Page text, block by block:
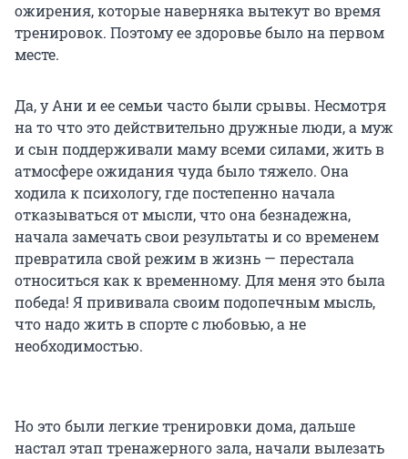
ожирения, которые наверняка вытекут во время
тренировок. Поэтому ее здоровье было на первом
месте.
Да, у Ани и ее семьи часто были срывы. Несмотря
на то что это действительно дружные люди, а муж
и сын поддерживали маму всеми силами, жить в
атмосфере ожидания чуда было тяжело. Она
ходила к психологу, где постепенно начала
отказываться от мысли, что она безнадежна,
начала замечать свои результаты и со временем
превратила свой режим в жизнь — перестала
относиться как к временному. Для меня это была
победа! Я прививала своим подопечным мысль,
что надо жить в спорте с любовью, а не
необходимостью.
Но это были легкие тренировки дома, дальше
настал этап тренажерного зала, начали вылезать